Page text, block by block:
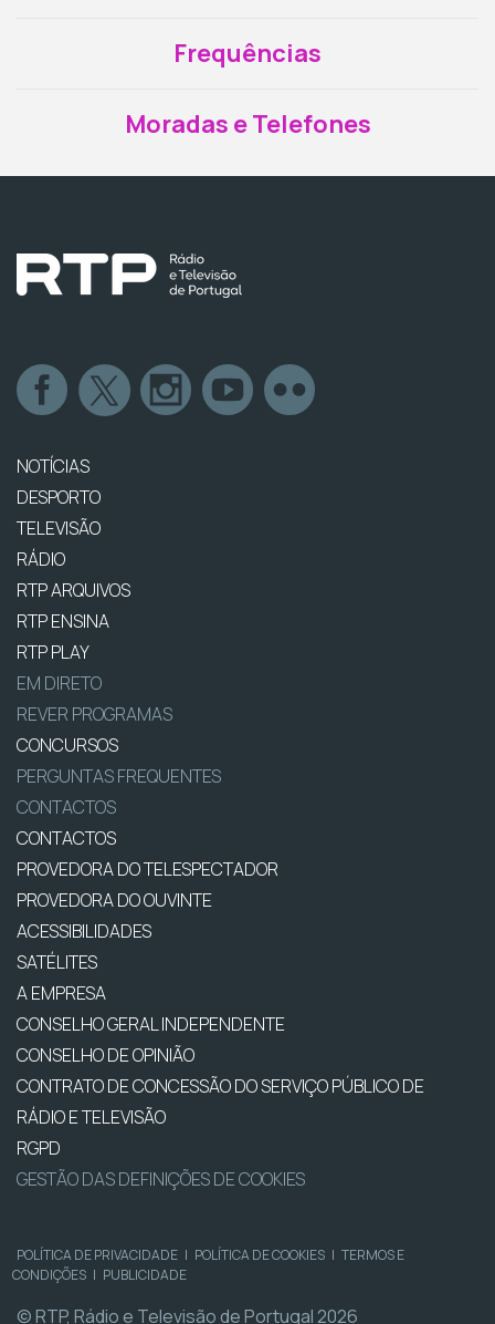
Frequências
Moradas e Telefones
NOTÍCIAS
DESPORTO
TELEVISÃO
RÁDIO
RTP ARQUIVOS
RTP ENSINA
RTP PLAY
EM DIRETO
REVER PROGRAMAS
CONCURSOS
PERGUNTAS FREQUENTES
CONTACTOS
CONTACTOS
PROVEDORA DO TELESPECTADOR
PROVEDORA DO OUVINTE
ACESSIBILIDADES
SATÉLITES
A EMPRESA
CONSELHO GERAL INDEPENDENTE
CONSELHO DE OPINIÃO
CONTRATO DE CONCESSÃO DO SERVIÇO PÚBLICO DE
RÁDIO E TELEVISÃO
RGPD
GESTÃO DAS DEFINIÇÕES DE COOKIES
POLÍTICA DE PRIVACIDADE | POLÍTICA DE COOKIES | TERMOS E
CONDIÇÕES | PUBLICIDADE
© RTP, Rádio e Televisão de Portugal 2026